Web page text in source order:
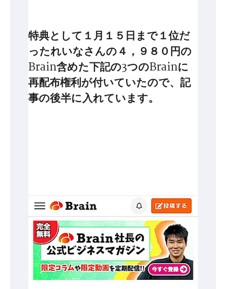
特典として１月１５日まで１位だ
ったれいなさんの４，９８０円の
Brain含めた下記の3つのBrainに
再配布権利が付いていたので、記
事の後半に入れています。